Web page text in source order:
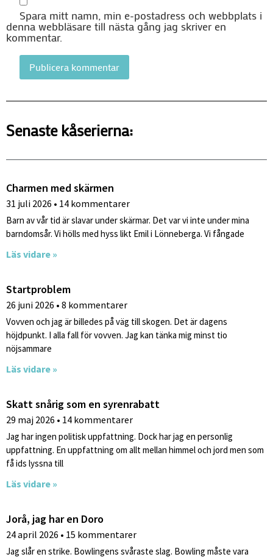
Spara mitt namn, min e-postadress och webbplats i
denna webbläsare till nästa gång jag skriver en
kommentar.
Senaste kåserierna:
Charmen med skärmen
31 juli 2026 14 kommentarer
Barn av vår tid är slavar under skärmar. Det var vi inte under mina
barndomsår. Vi hölls med hyss likt Emil i Lönneberga. Vi fångade
Läs vidare »
Startproblem
26 juni 2026 8 kommentarer
Vovven och jag är billedes på väg till skogen. Det är dagens
höjdpunkt. I alla fall för vovven. Jag kan tänka mig minst tio
nöjsammare
Läs vidare »
Skatt snårig som en syrenrabatt
29 maj 2026 14 kommentarer
Jag har ingen politisk uppfattning. Dock har jag en personlig
uppfattning. En uppfattning om allt mellan himmel och jord men som
få ids lyssna till
Läs vidare »
Jorå, jag har en Doro
24 april 2026 15 kommentarer
Jag slår en strike. Bowlingens svåraste slag. Bowling måste vara